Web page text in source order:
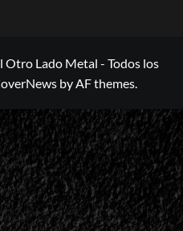
Lado Metal - Todos los
by AF themes.